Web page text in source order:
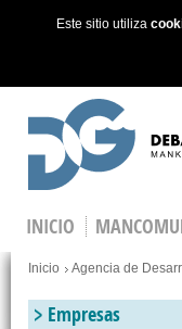
Este sitio utiliza
INICIO
You are here
Inicio Agencia de
Empresas